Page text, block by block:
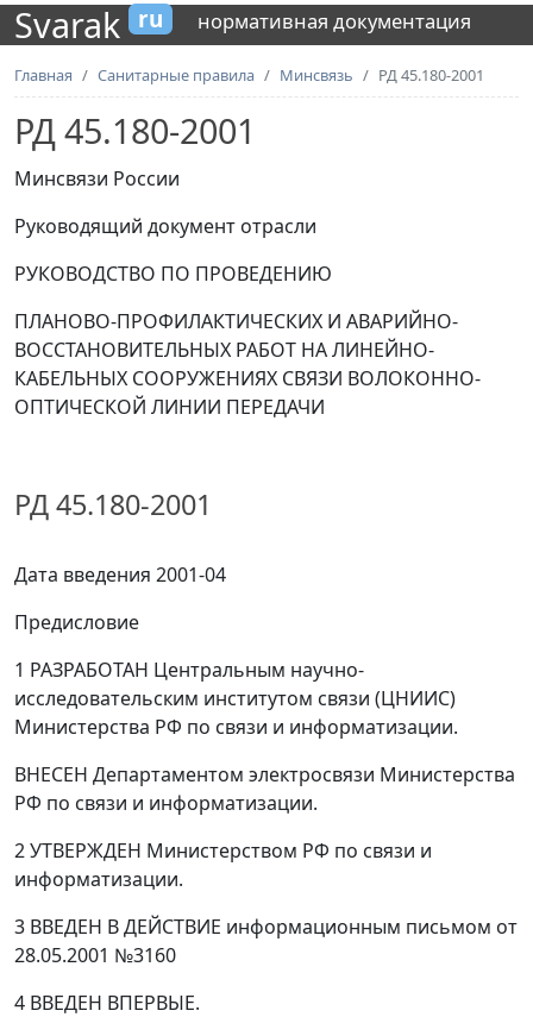
Svarak ru нормативная документация
Главная Санитарные правила Минсвязь РД 45.180-2001
РД 45.180-2001
Минсвязи России
Руководящий документ отрасли
РУКОВОДСТВО ПО ПРОВЕДЕНИЮ
ПЛАНОВО-ПРОФИЛАКТИЧЕСКИХ И АВАРИЙНО-
ВОССТАНОВИТЕЛЬНЫХ РАБОТ НА ЛИНЕЙНО-
КАБЕЛЬНЫХ СООРУЖЕНИЯХ СВЯЗИ ВОЛОКОННО-
ОПТИЧЕСКОЙ ЛИНИИ ПЕРЕДАЧИ
РД 45.180-2001
Дата введения 2001-04
Предисловие
1 РАЗРАБОТАН Центральным научно-
исследовательским институтом связи (ЦНИИС)
Министерства РФ по связи и информатизации.
ВНЕСЕН Департаментом электросвязи Министерства
РФ по связи и информатизации.
2 УТВЕРЖДЕН Министерством РФ по связи и
информатизации.
3 ВВЕДЕН В ДЕЙСТВИЕ информационным письмом от
28.05.2001 №3160
4 ВВЕДЕН ВПЕРВЫЕ.